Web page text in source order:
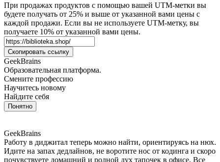
При продажах продуктов с помощью вашей UTM-метки вы
будете получать от 25% и выше от указанной вами цены с
каждой продажи. Если вы не используете UTM-метку, вы
получаете 10% от указанной вами цены.
Скопировать ссылку
GeekBrains
Образовательная платформа.
Смените профессию
Научитесь новому
Найдите себя
Понятно
GeekBrains
Работу в диджитал теперь можно найти, ориентируясь на нюх.
Идите на запах дедлайнов, не воротите нос от кодинга и скоро
почувствуете домашний и родной дух тапочек в офисе. Все